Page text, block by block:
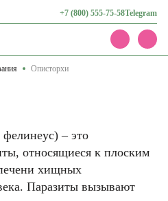
+7 (800) 555-75-58Telegram
и оплата
Описторхи
– это
относящиеся к плоским
хищных
Паразиты вызывают